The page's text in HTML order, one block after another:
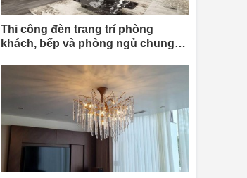
Thi công đèn trang trí phòng
khách, bếp và phòng ngủ chung